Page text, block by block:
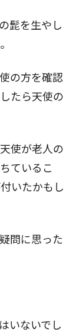
髭を生やし
の方を確認
たら天使の
使が老人の
ているこ
いたかもし
問に思った
いないでし